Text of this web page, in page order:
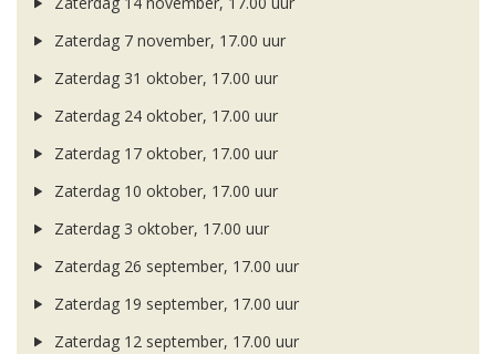
Zaterdag 7 november, 17.00 uur
Zaterdag 31 oktober, 17.00 uur
Zaterdag 24 oktober, 17.00 uur
Zaterdag 17 oktober, 17.00 uur
Zaterdag 10 oktober, 17.00 uur
Zaterdag 3 oktober, 17.00 uur
Zaterdag 26 september, 17.00 uur
Zaterdag 19 september, 17.00 uur
Zaterdag 12 september, 17.00 uur